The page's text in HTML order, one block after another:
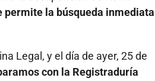
permite la búsqueda inmediata
Legal, y el día de ayer, 25 de
con la Registraduría